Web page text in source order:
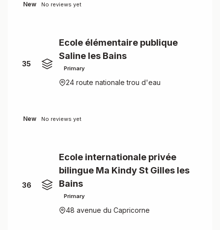
New No reviews yet
35
Ecole élémentaire publique
Saline les Bains
Primary
24 route nationale trou d'eau
New No reviews yet
36
Ecole internationale privée
bilingue Ma Kindy St Gilles les
Bains
Primary
48 avenue du Capricorne